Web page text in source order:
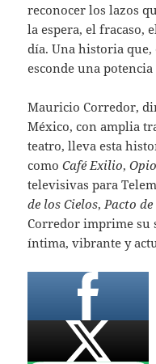
reconocer los lazos
la espera, el fracaso,
día. Una historia que,
esconde una
Mauricio Corredor,
México, con amplia
teatro, lleva esta
comoCafé Exilio,
televisivas para
de los Cielos, Pacto
Corredor imprime su
íntima, vibrante y